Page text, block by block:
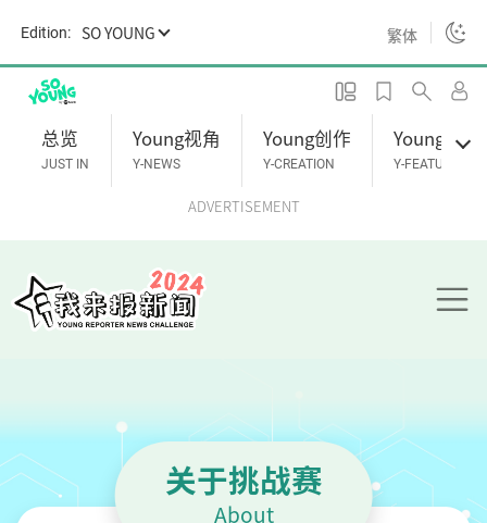
i
n
Edition: SO YOUNG 繁体
总览
JUST IN
Young视角
Y-NEWS
Young创作
Y-CREATION
Young专题
Y-FEATURES
ADVERTISEMENT
关于挑战赛
About